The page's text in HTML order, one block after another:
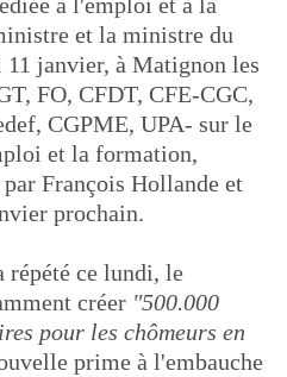
et la ministre du
janvier, à Matignon les
FO, CFDT, CFE-CGC,
CGPME, UPA- sur le
et la formation,
François Hollande et
prochain.
répété ce lundi, le
créer "500.000
pour les chômeurs en
prime à l'embauche